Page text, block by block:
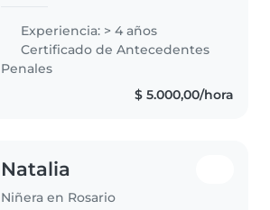
de experiencia cuidando
adolescentes. Me encanta
leerles, dibujar y ayudar con sus
tareas. Actualmente,..
Experiencia: > 4 años
Certificado de Antecedentes
Penales
$ 5.000,00/hora
Natalia
Niñera en Rosario